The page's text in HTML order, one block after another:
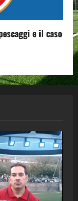
e il caso